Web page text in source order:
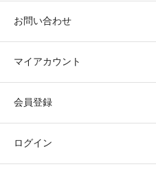
お問い合わせ
マイアカウント
会員登録
ログイン